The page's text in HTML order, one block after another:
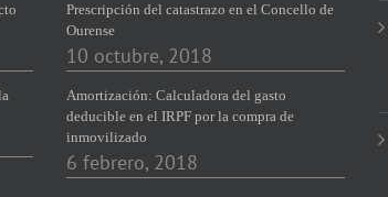
Prescripción del catastrazo en el Concello de
Ourense
10 octubre, 2018
Amortización: Calculadora del gasto
deducible en el IRPF por la compra de
inmovilizado
6 febrero, 2018